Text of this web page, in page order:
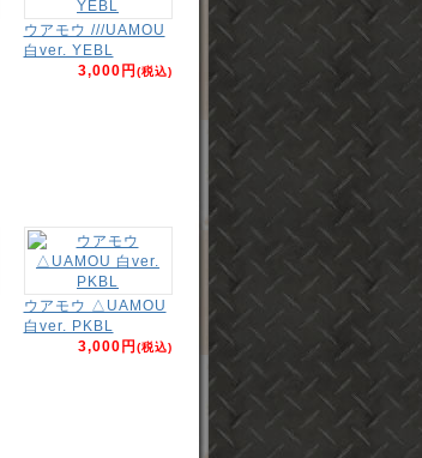
ウアモウ ///UAMOU
白ver. YEBL
3,000円(税込)
ウアモウ △UAMOU
白ver. PKBL
3,000円(税込)